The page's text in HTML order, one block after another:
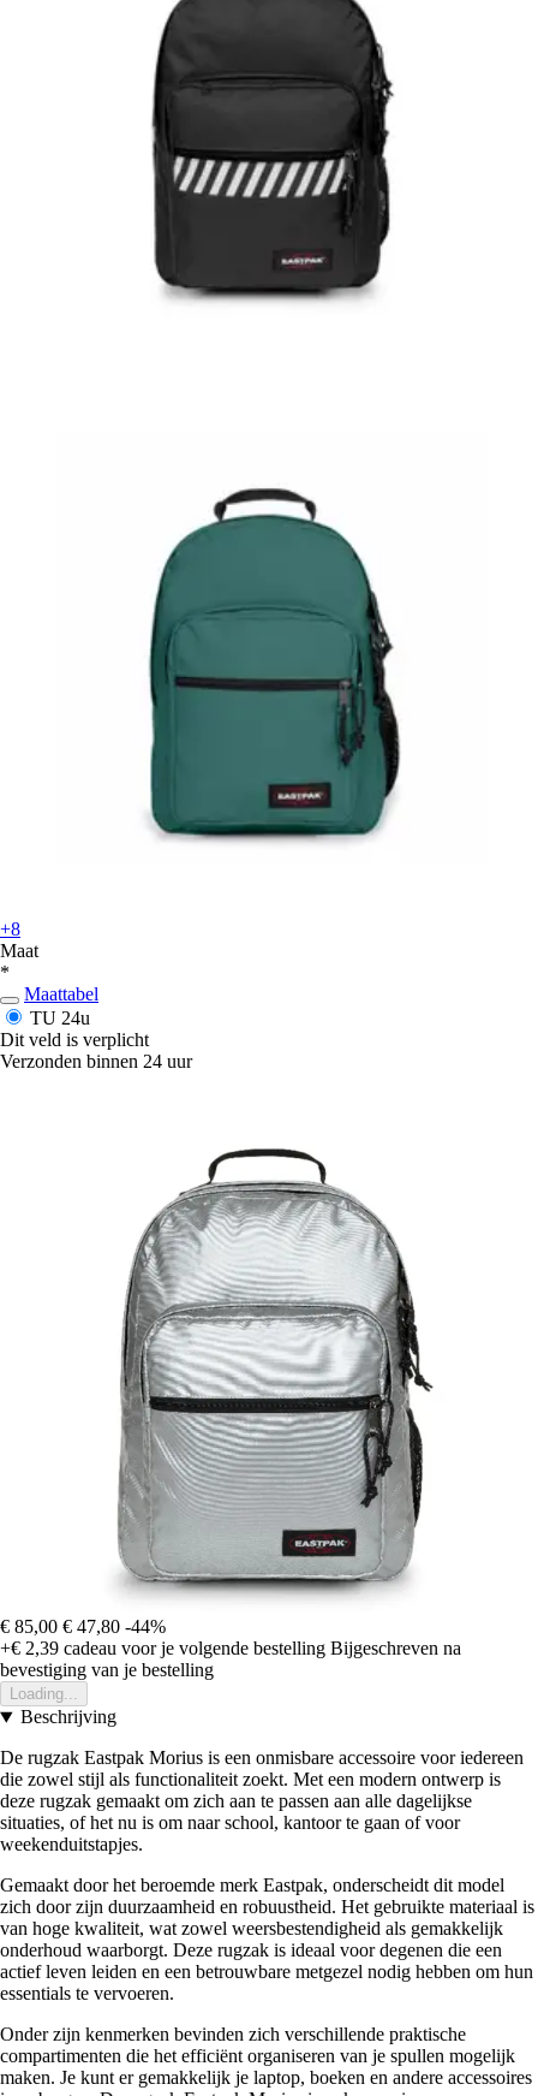
+8
Maat
*
Maattabel
TU 24u
Dit veld is verplicht
Verzonden binnen 24 uur
€ 85,00 € 47,80 -44%
+€ 2,39 cadeau voor je volgende bestelling Bijgeschreven na
bevestiging van je bestelling
Loading...
Beschrijving
De rugzak Eastpak Morius is een onmisbare accessoire voor iedereen
die zowel stijl als functionaliteit zoekt. Met een modern ontwerp is
deze rugzak gemaakt om zich aan te passen aan alle dagelijkse
situaties, of het nu is om naar school, kantoor te gaan of voor
weekenduitstapjes.
Gemaakt door het beroemde merk Eastpak, onderscheidt dit model
zich door zijn duurzaamheid en robuustheid. Het gebruikte materiaal is
van hoge kwaliteit, wat zowel weersbestendigheid als gemakkelijk
onderhoud waarborgt. Deze rugzak is ideaal voor degenen die een
actief leven leiden en een betrouwbare metgezel nodig hebben om hun
essentials te vervoeren.
Onder zijn kenmerken bevinden zich verschillende praktische
compartimenten die het efficiënt organiseren van je spullen mogelijk
maken. Je kunt er gemakkelijk je laptop, boeken en andere accessoires